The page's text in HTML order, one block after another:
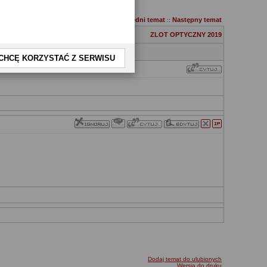
KORZYSTAĆ Z SERWISU
Poprzedni temat :: Następny temat
ZLOT OPTYCZNY 2019
Dodaj temat do ulubionych
Wersja do druku